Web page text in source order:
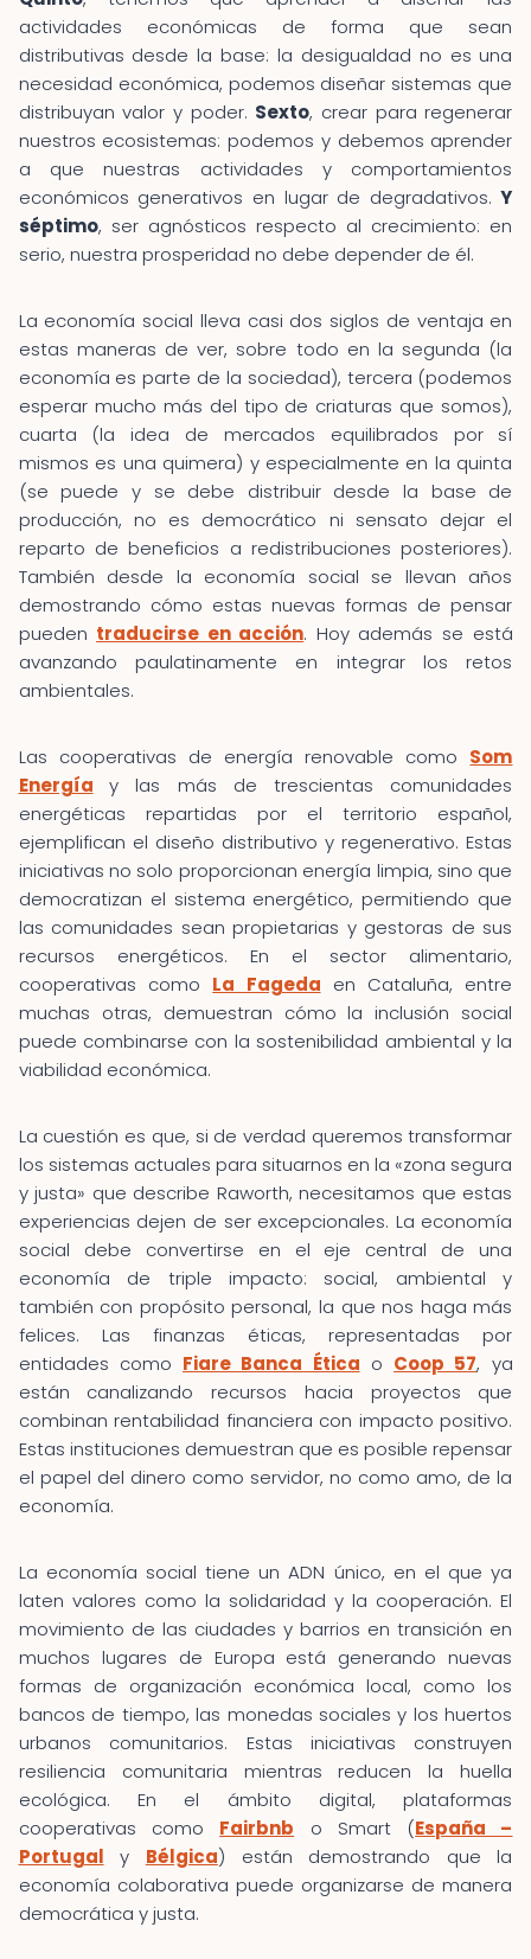
actividades económicas de forma que sean
distributivas desde la base: la desigualdad no es una
necesidad económica, podemos diseñar sistemas que
distribuyan valor y poder. Sexto, crear para regenerar
nuestros ecosistemas: podemos y debemos aprender
a que nuestras actividades y comportamientos
económicos generativos en lugar de degradativos.Y
séptimo, ser agnósticos respecto al crecimiento: en
serio, nuestra prosperidad no debe depender de él.
La economía social lleva casi dos siglos de ventaja en
estas maneras de ver, sobre todo en la segunda (la
economía es parte de la sociedad), tercera (podemos
esperar mucho más del tipo de criaturas que somos),
cuarta (la idea de mercados equilibrados por sí
mismos es una quimera) y especialmente en la quinta
(se puede y se debe distribuir desde la base de
producción, no es democrático ni sensato dejar el
reparto de beneficios a redistribuciones posteriores).
También desde la economía social se llevan años
demostrando cómo estas nuevas formas de pensar
pueden traducirse en acción. Hoy además se está
avanzando paulatinamente en integrar los retos
ambientales.
Las cooperativas de energía renovable como Som
Energía
y las más de trescientas comunidades
energéticas repartidas por el territorio español,
ejemplifican el diseño distributivo y regenerativo. Estas
iniciativas no solo proporcionan energía limpia, sino que
democratizan el sistema energético, permitiendo que
las comunidades sean propietarias y gestoras de sus
recursos energéticos. En el sector alimentario,
cooperativas como La Fageda en Cataluña, entre
muchas otras, demuestran cómo la inclusión social
puede combinarse con la sostenibilidad ambiental y la
viabilidad económica.
La cuestión es que, si de verdad queremos transformar
los sistemas actuales para situarnos en la «zona segura
y justa» que describe Raworth, necesitamos que estas
experiencias dejen de ser excepcionales. La economía
social debe convertirse en el eje central de una
economía de triple impacto: social, ambiental y
también con propósito personal, la que nos haga más
felices. Las finanzas éticas, representadas por
entidades como Fiare Banca Ética o Coop 57, ya
están canalizando recursos hacia proyectos que
combinan rentabilidad financiera con impacto positivo.
Estas instituciones demuestran que es posible repensar
el papel del dinero como servidor, no como amo, de la
economía.
La economía social tiene un ADN único, en el que ya
laten valores como la solidaridad y la cooperación. El
movimiento de las ciudades y barrios en transición en
muchos lugares de Europa está generando nuevas
formas de organización económica local, como los
bancos de tiempo, las monedas sociales y los huertos
urbanos comunitarios. Estas iniciativas construyen
resiliencia comunitaria mientras reducen la huella
ecológica. En el ámbito digital, plataformas
cooperativas como Fairbnb o Smart (España –
Portugal y Bélgica) están demostrando que la
economía colaborativa puede organizarse de manera
democrática y justa.